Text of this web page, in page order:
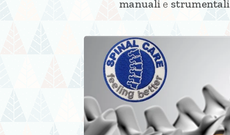
manuali e strumentali